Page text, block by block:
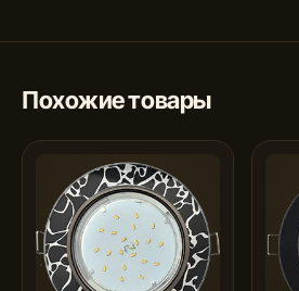
Похожие товары